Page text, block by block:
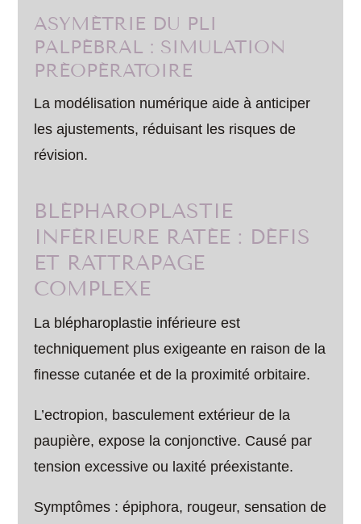
ASYMÉTRIE DU PLI
PALPÉBRAL : SIMULATION
PRÉOPÉRATOIRE
La modélisation numérique aide à anticiper
les ajustements, réduisant les risques de
révision.
BLÉPHAROPLASTIE
INFÉRIEURE RATÉE : DÉFIS
ET RATTRAPAGE
COMPLEXE
La blépharoplastie inférieure est
techniquement plus exigeante en raison de la
finesse cutanée et de la proximité orbitaire.
L’ectropion, basculement extérieur de la
paupière, expose la conjonctive. Causé par
tension excessive ou laxité préexistante.
Symptômes : épiphora, rougeur, sensation de